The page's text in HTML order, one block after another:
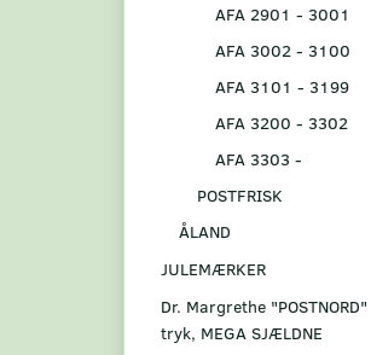
AFA 2901 - 3001
AFA 3002 - 3100
AFA 3101 - 3199
AFA 3200 - 3302
AFA 3303 -
POSTFRISK
ÅLAND
JULEMÆRKER
Dr. Margrethe "POSTNORD"
tryk, MEGA SJÆLDNE